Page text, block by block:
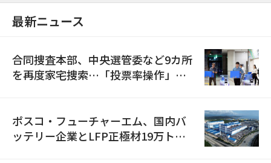
最新ニュース
合同捜査本部、中央選管委など9カ所
を再度家宅捜索…「投票率操作」の
ポスコ・フューチャーエム、国内バ
ッテリー企業とLFP正極材19万トン